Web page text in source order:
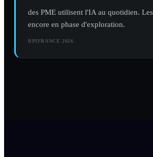
des PME utilisent l'IA au quotidien.
encore en phase d'exploration.
BPIFRANCE 2026